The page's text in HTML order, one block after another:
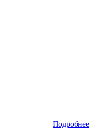
Подробнее